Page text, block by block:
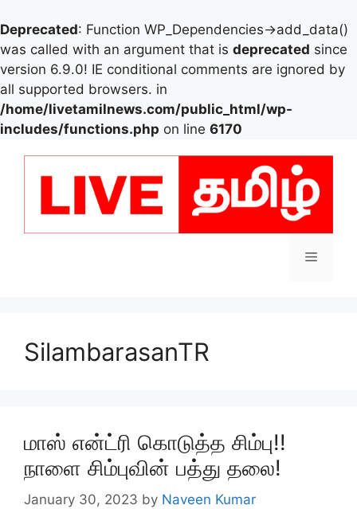
Deprecated: Function WP_Dependencies->add_data()
was called with an argument that is deprecated since
version 6.9.0! IE conditional comments are ignored by
all supported browsers. in
/home/livetamilnews.com/public_html/wp-
includes/functions.php on line 6170
Menu
SilambarasanTR
மாஸ் என்ட்ரி கொடுத்த சிம்பு!!
நாளை சிம்புவின் பத்து தலை!
January 30, 2023 by Naveen Kumar